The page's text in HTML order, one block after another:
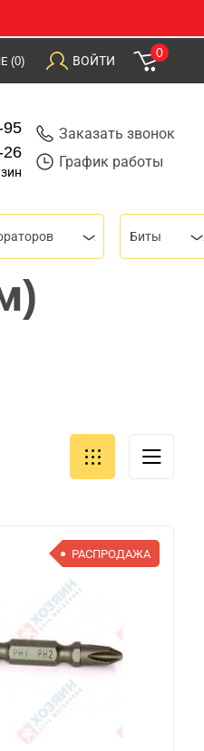
(0) ВОЙТИ
0
95
26
Заказать звонок
График работы
Биты
РАСПРОДАЖА